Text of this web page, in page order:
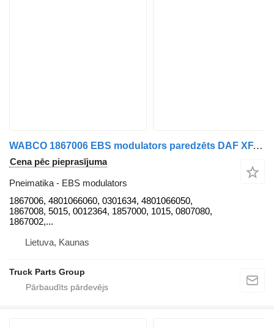
WABCO 1867006 EBS modulators paredzēts DAF XF, CF, 106XF vilcēja
Cena pēc pieprasījuma
Pneimatika - EBS modulators
1867006, 4801066060, 0301634, 4801066050,
1867008, 5015, 0012364, 1857000, 1015, 0807080,
1867002,...
Lietuva, Kaunas
Truck Parts Group